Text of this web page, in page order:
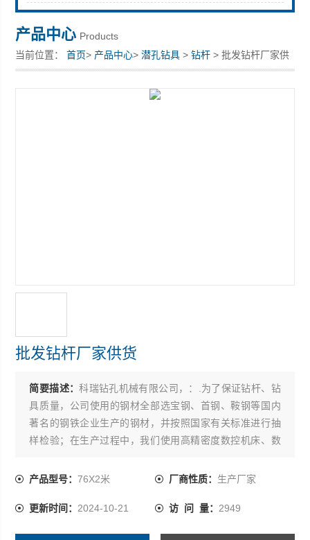
产品中心 Products
当前位置：首页> 产品中心>潜孔钻具 >钻杆 > 批发钻杆厂家供
货
批发钻杆厂家供货
简要描述：科瑞钻孔机械有限公司，：.为了保证钻杆、钻
具质量，公司使用的钢材全部选宝钢、首钢、鞍钢等国内
著名的钢铁企业生产的钢材，并按照国家有关标准进行抽
样检验；在生产过程中，我们使用高精密度数控机床、数
进行处理，并进行无损化探伤等检测方式进行检测，从各
产品型号：76X2米 厂商性质： 生产厂家
更新时间： 2024-10-21 访 问 量： 2949